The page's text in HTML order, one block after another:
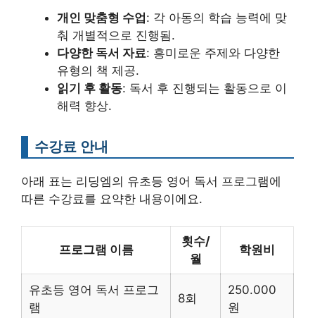
개인 맞춤형 수업 : 각 아동의 학습 능력에 맞
춰 개별적으로 진행됨.
다양한 독서 자료: 흥미로운 주제와 다양한
유형의 책 제공.
읽기 후 활동: 독서 후 진행되는 활동으로 이
해력 향상.
수강료 안내
아래 표는 리딩엠의 유초등 영어 독서 프로그램에
따른 수강료를 요약한 내용이에요.
프로그램 이름
횟수/
월
학원비
유초등 영어 독서 프로그
램
8회
250.000
원